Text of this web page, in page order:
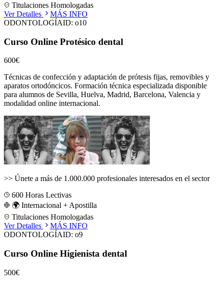
Titulaciones Homologadas
Ver Detalles
MÁS INFO
ODONTOLOGÍAID: o10
Curso Online Protésico dental
600€
Técnicas de confección y adaptación de prótesis fijas, removibles y
aparatos ortodóncicos. Formación técnica especializada disponible
para alumnos de Sevilla, Huelva, Madrid, Barcelona, Valencia y
modalidad online internacional.
>> Únete a más de 1.000.000 profesionales interesados en el sector
600 Horas Lectivas
🌍 Internacional + Apostilla
Titulaciones Homologadas
Ver Detalles
MÁS INFO
ODONTOLOGÍAID: o9
Curso Online Higienista dental
500€